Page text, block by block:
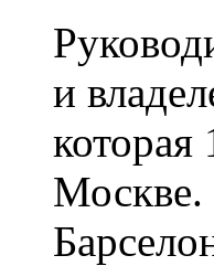
и
которая
Москве.